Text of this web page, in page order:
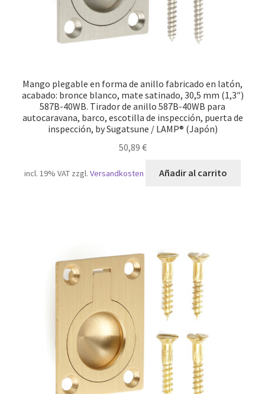
Mango plegable en forma de anillo fabricado en latón,
acabado: bronce blanco, mate satinado, 30,5 mm (1,3″)
587B-40WB. Tirador de anillo 587B-40WB para
autocaravana, barco, escotilla de inspección, puerta de
inspección, by Sugatsune / LAMP® (Japón)
50,89 €
incl. 19% VAT zzgl.Versandkosten Añadir al carrito